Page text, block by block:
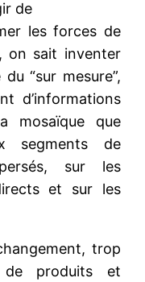
de
les forces de
, on sait inventer
“sur mesure”,
d’informations
mosaïque que
segments de
sur les
et sur les
trop
de produits et